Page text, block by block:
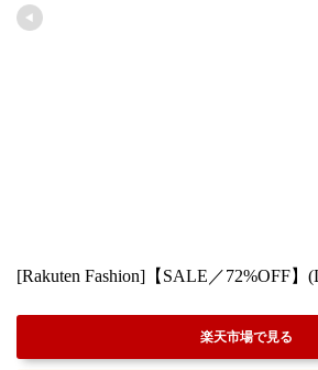
[Rakuten Fashion]【SALE／72%OFF
楽天市場で見る